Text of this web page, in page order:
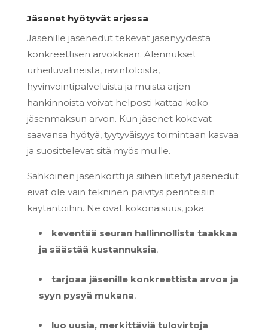
Jäsenet hyötyvät arjessa
Jäsenille jäsenedut tekevät jäsenyydestä
konkreettisen arvokkaan. Alennukset
urheiluvälineistä, ravintoloista,
hyvinvointipalveluista ja muista arjen
hankinnoista voivat helposti kattaa koko
jäsenmaksun arvon. Kun jäsenet kokevat
saavansa hyötyä, tyytyväisyys toimintaan kasvaa
ja suosittelevat sitä myös muille.
Sähköinen jäsenkortti ja siihen liitetyt jäsenedut
eivät ole vain tekninen päivitys perinteisiin
käytäntöihin. Ne ovat kokonaisuus, joka:
keventää seuran hallinnollista taakkaa
ja säästää kustannuksia,
tarjoaa jäsenille konkreettista arvoa ja
syyn pysyä mukana,
luo uusia, merkittäviä tulovirtoja